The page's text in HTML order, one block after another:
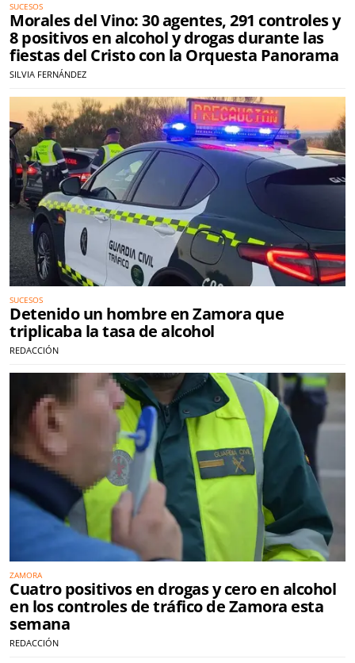
SUCESOS
Morales del Vino: 30 agentes, 291 controles y
8 positivos en alcohol y drogas durante las
fiestas del Cristo con la Orquesta Panorama
SILVIA FERNÁNDEZ
SUCESOS
Detenido un hombre en Zamora que
triplicaba la tasa de alcohol
REDACCIÓN
ZAMORA
Cuatro positivos en drogas y cero en alcohol
en los controles de tráfico de Zamora esta
semana
REDACCIÓN